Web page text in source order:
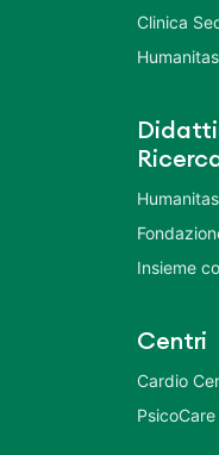
Clinica
Insieme
Centri
Cardio
PsicoCare